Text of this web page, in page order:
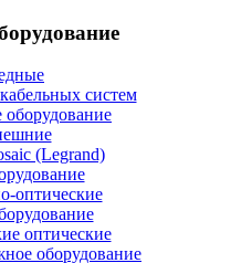
систем
оборудование
(Legrand)
оптические
оптические
оборудование